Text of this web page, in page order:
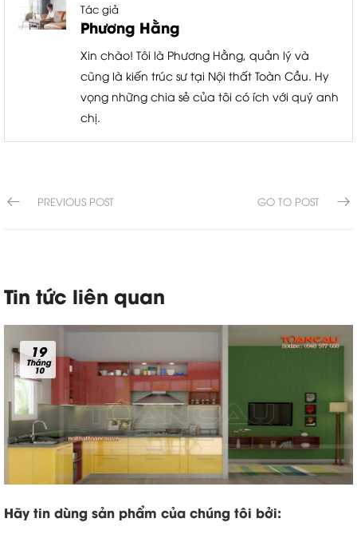
Tác giả
Phương Hằng
Xin chào! Tôi là Phương Hằng, quản lý và
cũng là kiến trúc sư tại Nội thất Toàn Cầu. Hy
vọng những chia sẻ của tôi có ích với quý anh
chị.
PREVIOUS POST GO TO POST
Tin tức liên quan
19
Tháng
10
Hãy tin dùng sản phẩm của chúng tôi bởi: